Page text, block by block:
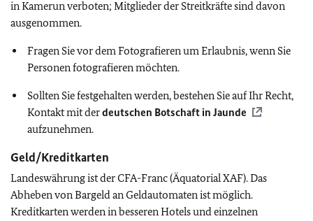
in Kamerun verboten; Mitglieder der Streitkräfte sind davon
ausgenommen.
Fragen Sie vor dem Fotografieren um Erlaubnis, wenn Sie
Personen fotografieren möchten.
Sollten Sie festgehalten werden, bestehen Sie auf Ihr Recht,
Kontakt mit derdeutschen Botschaft in Jaunde
aufzunehmen.
Geld/Kreditkarten
Landeswährung ist der CFA-Franc (Äquatorial XAF). Das
Abheben von Bargeld an Geldautomaten ist möglich.
Kreditkarten werden in besseren Hotels und einzelnen